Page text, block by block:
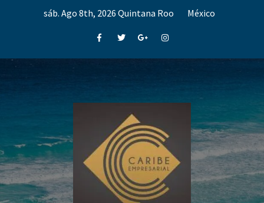
sáb. Ago 8th, 2026 Quintana Roo México
FacebookTwitterGoogle+Instagram